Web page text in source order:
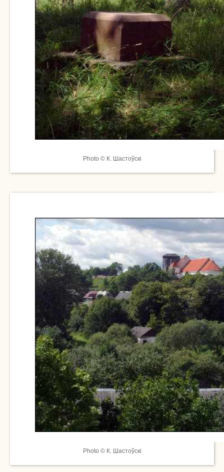
Photo © К. Шастоўскі
Photo © К. Шастоўскі